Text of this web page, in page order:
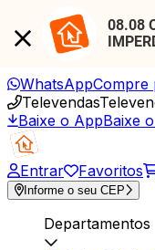
08.08
WhatsAppCompre
Televendas
Baixe o AppBaixe
Entrar Favoritos
Informe o seu CEP
Departamentos